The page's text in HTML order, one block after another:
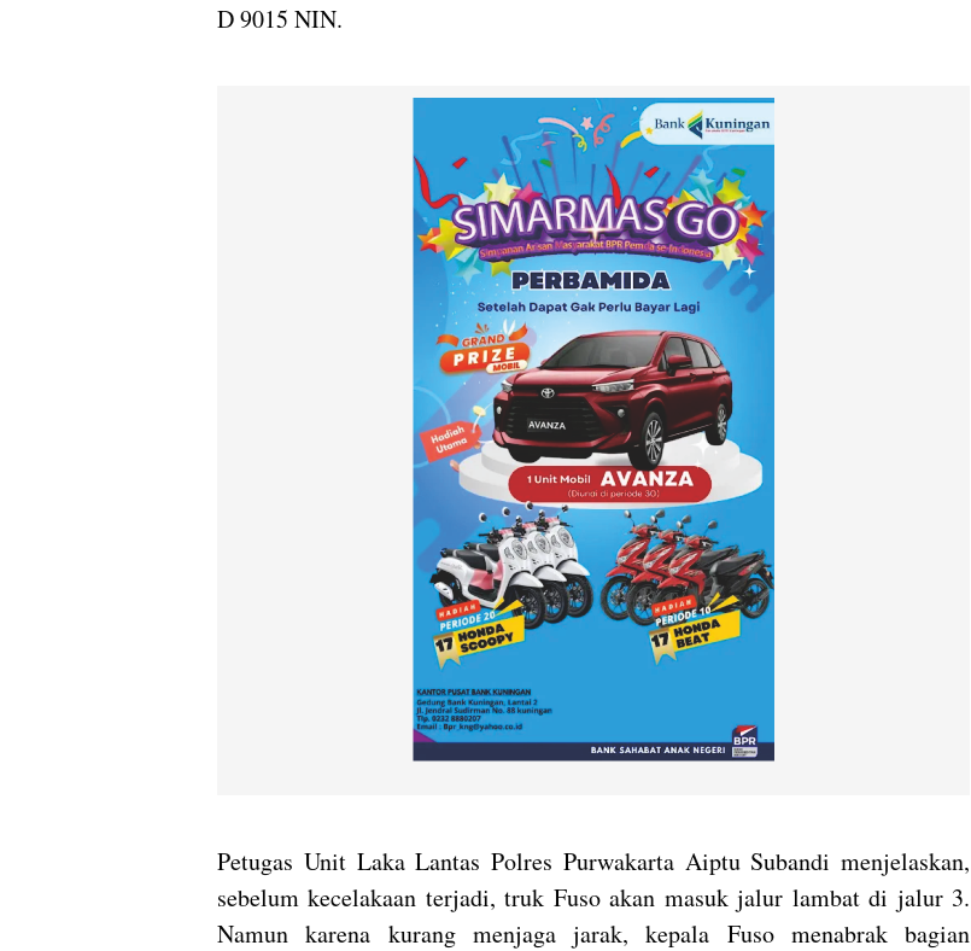
D 9015 NIN.
Petugas Unit Laka Lantas Polres Purwakarta Aiptu Subandi menjelaskan,
sebelum kecelakaan terjadi, truk Fuso akan masuk jalur lambat di jalur 3.
Namun karena kurang menjaga jarak, kepala Fuso menabrak bagian